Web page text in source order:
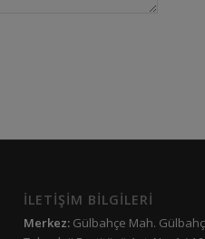
İLETİŞİM BİLGİLERİ
Merkez: Gülbahçe Mah.